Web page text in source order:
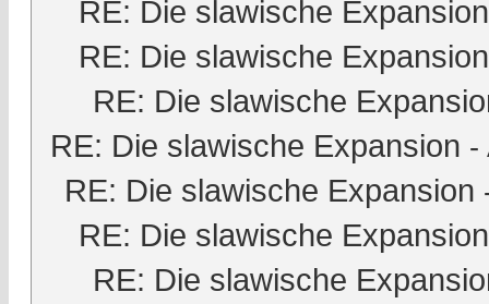
RE: Die slawische Expansion
RE: Die slawische Expansion
RE: Die slawische
RE: Die slawische Expansion -
RE: Die slawische Expansion
RE: Die slawische Expansion
RE: Die slawische